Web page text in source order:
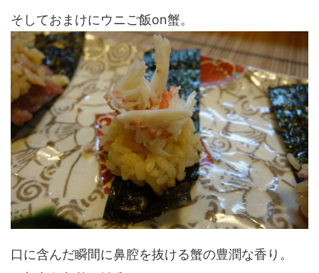
そしておまけにウニご飯on蟹。
口に含んだ瞬間に鼻腔を抜ける蟹の豊潤な香り。